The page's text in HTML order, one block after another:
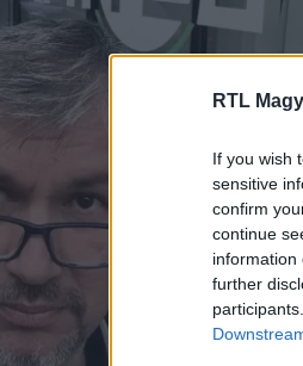
RTL
If you wish
sensitive
confirm
continue
information
further